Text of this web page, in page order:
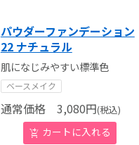
パウダーファンデーション
22 ナチュラル
肌になじみやすい標準色
ベースメイク
通常価格3,080円(税込)